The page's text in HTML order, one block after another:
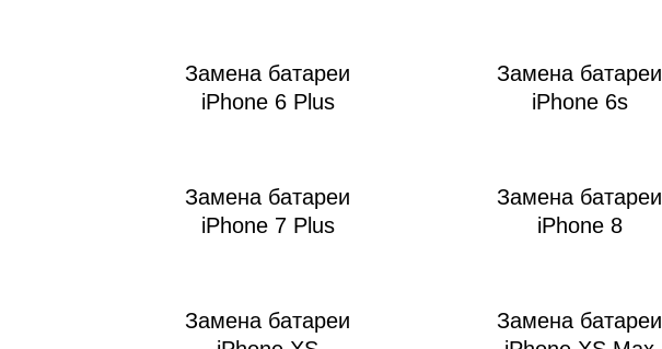
Замена батареи
iPhone 6 Plus
Замена батареи
iPhone 6s
Замена батареи
iPhone 7 Plus
Замена батареи
iPhone 8
Замена батареи
Замена батареи